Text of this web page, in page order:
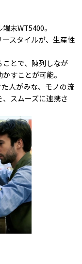
末WT5400。
スタイルが、生産性
とで、陳列しなが
すことが可能。
人がみな、モノの流
スムーズに連携さ